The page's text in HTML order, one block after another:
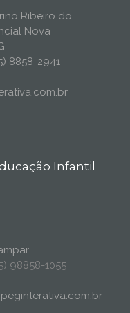
Ribeiro do
Nova
8858-2941
Infantil
98858-1055